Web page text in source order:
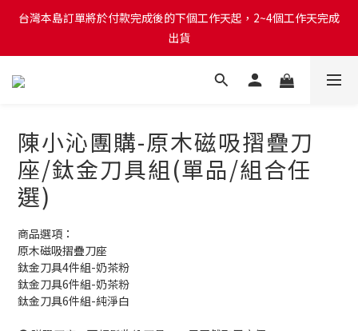
台灣本島訂單將於付款完成後的下個工作天起，2~4個工作天完成
出貨
台灣本島訂單將於付款完成後的下個工作天起，2~4個工作天完成
出貨
台灣本島消費滿$999免運費
出貨
陳小沁團購-原木磁吸摺疊刀
座/鈦金刀具組(單品/組合任
選)
商品選項：
原木磁吸摺疊刀座
鈦金刀具4件組-奶茶粉
鈦金刀具6件組-奶茶粉
鈦金刀具6件組-純淨白